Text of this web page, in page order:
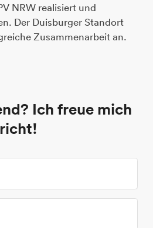
NRW realisiert und
Der Duisburger Standort
Zusammenarbeit an.
Ich freue mich